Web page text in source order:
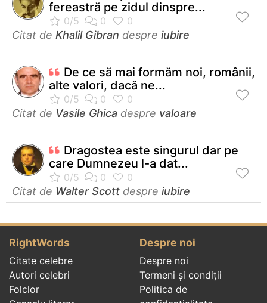
fereastră pe zidul dinspre...
Citat de Khalil Gibran despre iubire
De ce să mai formăm noi, românii,
alte valori, dacă ne...
Citat de Vasile Ghica despre valoare
Dragostea este singurul dar pe
care Dumnezeu l-a dat...
Citat de Walter Scott despre iubire
RightWords
Citate celebre
Autori celebri
Folclor
Despre noi
Despre noi
Termeni și condiții
Politica de